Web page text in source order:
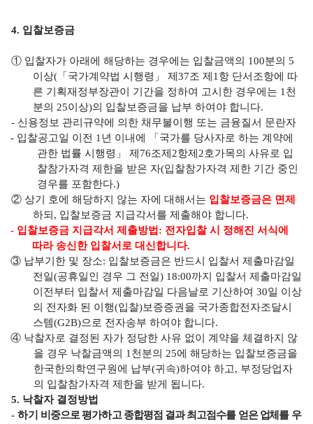
4. 입찰보증금
① 입찰자가 아래에 해당하는 경우에는 입찰금액의 100분의 5
이상( 「 국가계약법 시행령 」 제 37조 제 1 항 단서조항에 따
른 기획재정부장관이 기간을 정하여 고시한 경우에는 1 천
분의 25이상)의 입찰보증금을 납부 하여야 합니다.
- 신용정보 관리규약에 의한 채무불이행 또는 금융질서 문란자
- 입찰공고일 이전 1 년 이내에 「 국가를 당사자로 하는 계약에
관한 법률 시행령 」 제 76조제 2항제 2호가목의 사유로 입
찰참가자격 제한을 받은 자(입찰참가자격 제한 기간 중인
경우를 포함한다.)
② 상기 호에 해당하지 않는 자에 대해서는 입찰보증금은 면제
하되 , 입찰보증금 지급각서를 제출해야 합니다.
- 입찰보증금 지급각서 제출방법 : 전자입찰 시 정해진 서식에
따라 송신한 입찰서로 대신합니다.
③ 납부기한 및 장소: 입찰보증금은 반드시 입찰서 제출마감일
전일(공휴일인 경우 그 전일) 18:00까지 입찰서 제출마감일
이전부터 입찰서 제출마감일 다음날로 기산하여 30일 이상
의 전자화 된 이행(입찰)보증증권을 국가종합전자조달시
스템(G2B)으로 전자송부 하여야 합니다.
④ 낙찰자로 결정된 자가 정당한 사유 없이 계약을 체결하지 않
을 경우 낙찰금액의 1 천분의 25에 해당하는 입찰보증금을
한국한의학연구원에 납부(귀속)하여야 하고, 부정당업자
의 입찰참가자격 제한을 받게 됩니다.
5. 낙찰자 결정방법
- 하기 비중으로 평가하고 종합평점 결과 최고점수를 얻은업체를 우